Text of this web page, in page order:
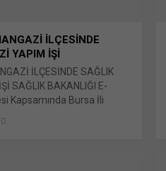
İLÇESİNDE
YAPIM İŞİ
İLÇESİNDE SAĞLIK
SAĞLIK BAKANLIĞI E-
Kapsamında Bursa İli
paylaş: X'te paylaşmak
0